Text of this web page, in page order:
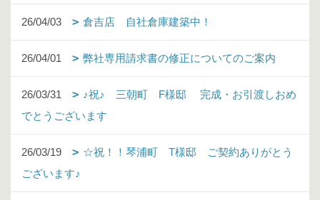
26/04/03 倉吉店 自社倉庫建築中！
26/04/01 弊社専用請求書の修正についてのご案内
26/03/31
♪祝♪ 三朝町 F様邸 完成・お引渡しおめ
でとうございます
26/03/19
☆祝！！琴浦町 T様邸 ご契約ありがとう
ございます♪